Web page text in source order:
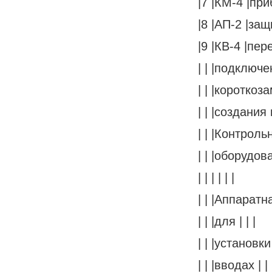
|8 |АП-2
|9 |КВ-4
| |
| |
| |
| |
| |
| |
| | |для | | |
| |
| | |вводах | |